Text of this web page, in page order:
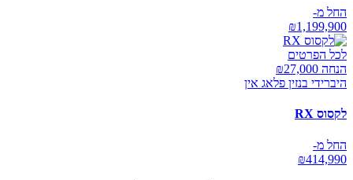
החל מ-
₪1,199,900
לכל הפרטים
הנחה ₪ 27,000
היברידי בנזין פלאג אין
לקסוס RX
החל מ-
₪414,990